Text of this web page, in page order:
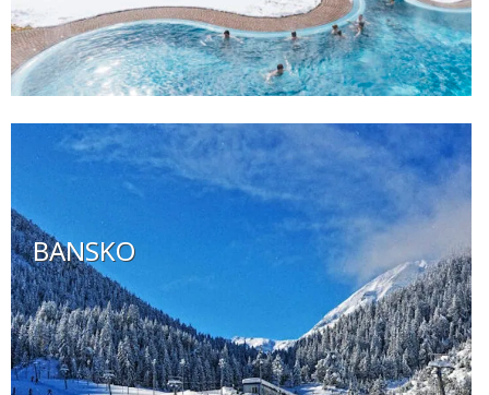
BANSKO